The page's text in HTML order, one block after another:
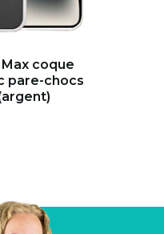
Max coque
pare-chocs